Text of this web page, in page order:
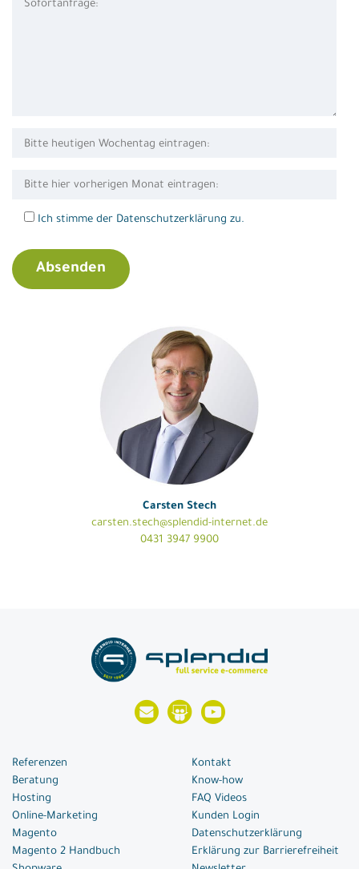
Ich stimme der Datenschutzerklärung zu.
Carsten Stech
carsten.stech@splendid-internet.de
0431 3947 9900
Referenzen
Beratung
Hosting
Online-Marketing
Magento
Magento 2 Handbuch
Kontakt
Know-how
FAQ Videos
Kunden Login
Datenschutzerklärung
Erklärung zur Barrierefreiheit